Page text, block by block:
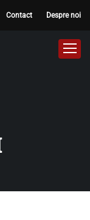
Contact Despre noi